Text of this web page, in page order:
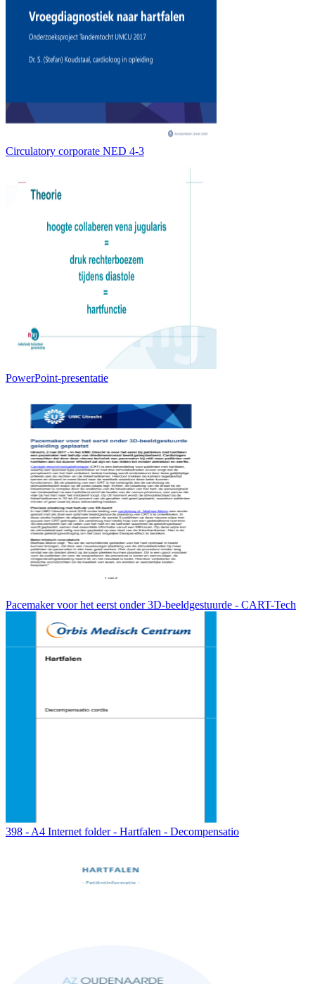
Circulatory corporate NED 4-3
PowerPoint-presentatie
Pacemaker voor het eerst onder 3D-beeldgestuurde - CART-Tech
398 - A4 Internet folder - Hartfalen - Decompensatio